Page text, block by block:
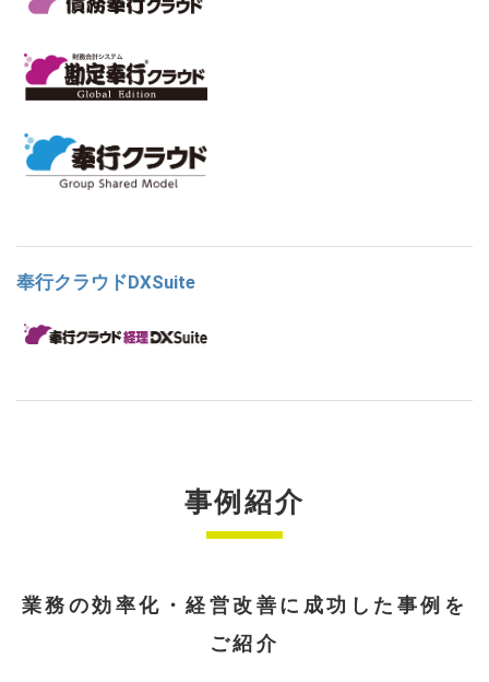
奉行クラウドDXSuite
事例紹介
業務の効率化・経営改善に成功した事例を
ご紹介